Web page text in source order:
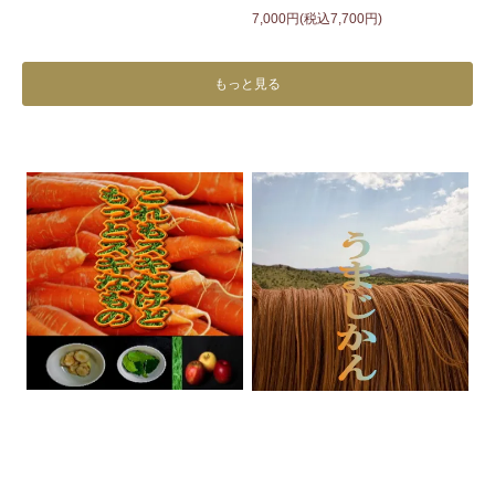
7,000円(税込7,700円)
もっと見る